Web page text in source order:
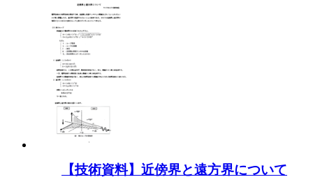
【技術資料】近傍界と遠方界について